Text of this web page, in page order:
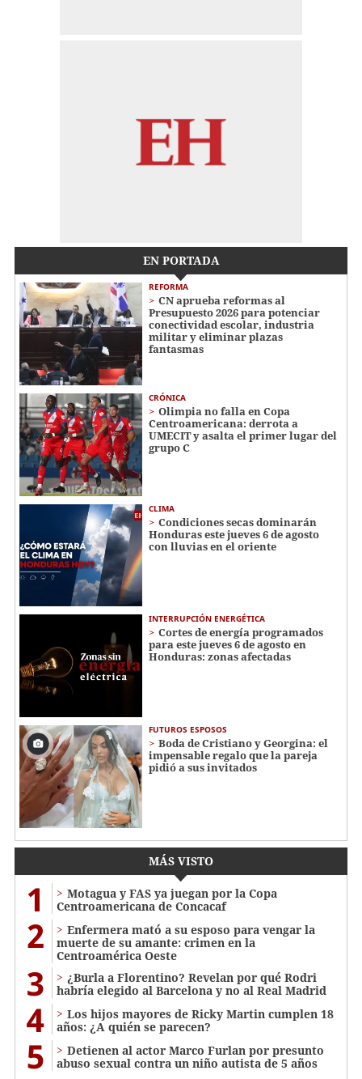
EN PORTADA
REFORMA
CN aprueba reformas al
Presupuesto 2026 para potenciar
conectividad escolar, industria
militar y eliminar plazas
fantasmas
CRÓNICA
Olimpia no falla en Copa
Centroamericana: derrota a
UMECIT y asalta el primer lugar del
grupo C
CLIMA
Condiciones secas dominarán
Honduras este jueves 6 de agosto
con lluvias en el oriente
INTERRUPCIÓN ENERGÉTICA
Cortes de energía programados
para este jueves 6 de agosto en
Honduras: zonas afectadas
FUTUROS ESPOSOS
Boda de Cristiano y Georgina: el
impensable regalo que la pareja
pidió a sus invitados
MÁS VISTO
1
Motagua y FAS ya juegan por la Copa
Centroamericana de Concacaf
2
Enfermera mató a su esposo para vengar la
muerte de su amante: crimen en la
Centroamérica Oeste
3
¿Burla a Florentino? Revelan por qué Rodri
habría elegido al Barcelona y no al Real Madrid
4
Los hijos mayores de Ricky Martin cumplen 18
años: ¿A quién se parecen?
5
Detienen al actor Marco Furlan por presunto
abuso sexual contra un niño autista de 5 años